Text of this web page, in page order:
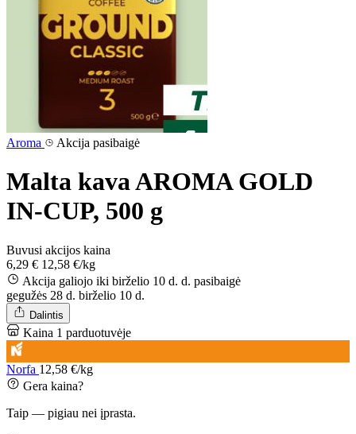
Aroma Akcija pasibaigė
Malta kava AROMA GOLD
IN-CUP, 500 g
Buvusi akcijos kaina
6,29 € 12,58 €/kg
Akcija galiojo iki birželio 10 d. d. pasibaigė
gegužės 28 d. birželio 10 d.
Dalintis
Kaina 1 parduotuvėje
Norfa 12,58 €/kg
Gera kaina?
Taip — pigiau nei įprasta.